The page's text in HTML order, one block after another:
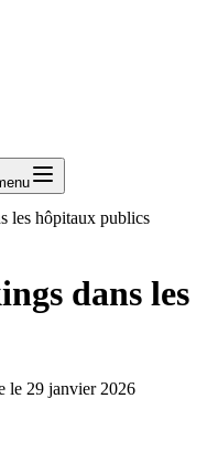
les hôpitaux publics
dans les
le 29 janvier 2026